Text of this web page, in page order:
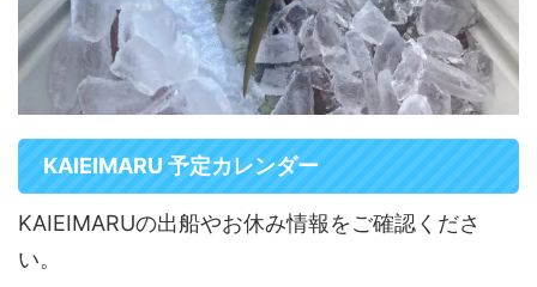
KAIEIMARU 予定カレンダー
KAIEIMARUの出船やお休み情報をご確認くださ
い。